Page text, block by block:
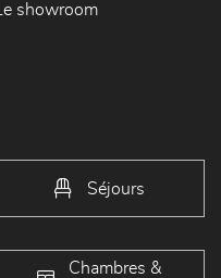
Le showroom
Séjours
Chambres &